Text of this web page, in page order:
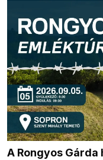
A Rongyos Gárda